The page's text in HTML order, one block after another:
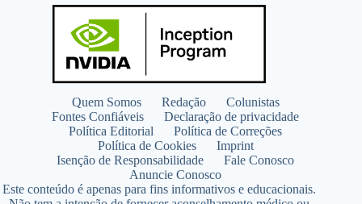
Quem Somos Redação
Colunistas
Fontes Confiáveis
Declaração de privacidade
Política Editorial
Política de Correções
Política de Cookies
Imprint
Isenção de Responsabilidade
Fale Conosco
Anuncie Conosco
Este conteúdo é apenas para fins informativos e educacionais.